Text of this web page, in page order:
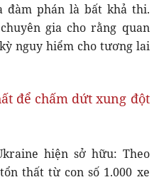
đàm phán là bất khả thi.
gia cho rằng quan
nguy hiểm cho tương lai
để chấm dứt xung đột
hiện sở hữu: Theo
thất từ con số 1.000 xe